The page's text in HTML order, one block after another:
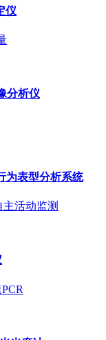
仪
分析仪
为表型分析系统
主活动监测